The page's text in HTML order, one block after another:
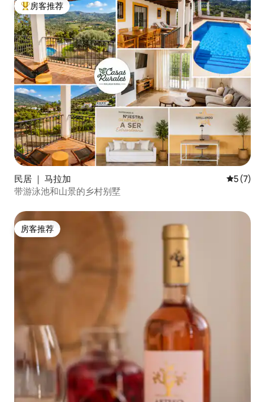
热门「房客推荐」
房客推荐
民居 ｜ 马拉加 平均评分
5 (7)
带游泳池和山景的乡村别墅
房客推荐
房客推荐